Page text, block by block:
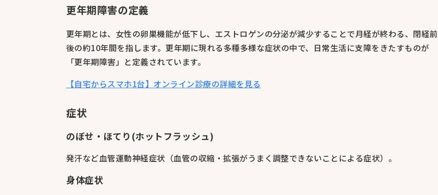
更年期障害の定義
更年期とは、女性の卵巣機能が低下し、エストロゲンの分泌が減少することで月経が終わる、閉経前
後の約10年間を指します。更年期に現れる多種多様な症状の中で、日常生活に支障をきたすものが
「更年期障害」と定義されています。
【自宅からスマホ1台】オンライン診療の詳細を見る
症状
のぼせ・ほてり(ホットフラッシュ)
発汗など血管運動神経症状（血管の収縮・拡張がうまく調整できないことによる症状）。
身体症状